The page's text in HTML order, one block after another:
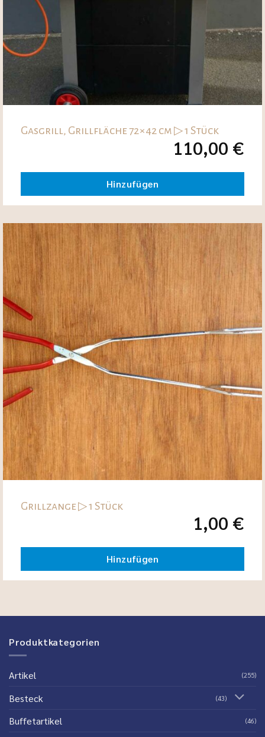
Gasgrill, Grillfläche 72×42 cm ▷ 1 Stück
110,00 €
Hinzufügen
Grillzange ▷ 1 Stück
1,00 €
Hinzufügen
Produktkategorien
Artikel (255)
Besteck (43)
Buffetartikel (46)